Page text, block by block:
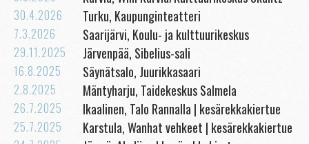
30.4.2026 Turku, Kaupunginteatteri
7.3.2026 Saarijärvi, Koulu- ja kulttuurikeskus
29.11.2025 Järvenpää, Sibelius-sali
16.8.2025 Säynätsalo, Juurikkasaari
2.8.2025 Mäntyharju, Taidekeskus Salmela
26.7.2025 Ikaalinen, Talo Rannalla | kesärekkakiertue
25.7.2025 Karstula, Wanhat vehkeet | kesärekkakiertue